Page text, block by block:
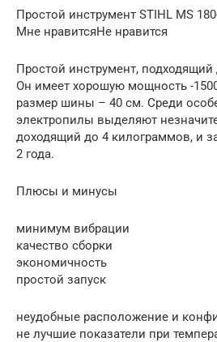
Простой инструмент STIHL MS
Мне нравитсяНе нравится
Простой инструмент,
Он имеет хорошую мощность -
размер шины – 40 см. Среди
электропилы выделяют
доходящий до 4 килограммов, и
2 года.
Плюсы и минусы
минимум вибрации
качество сборки
экономичность
простой запуск
неудобные расположение и
не лучшие показатели при